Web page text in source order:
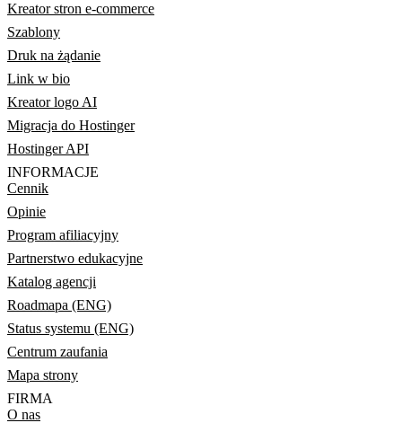
Kreator stron e-commerce
Szablony
Druk na żądanie
Link w bio
Kreator logo AI
Migracja do Hostinger
Hostinger API
INFORMACJE
Cennik
Opinie
Program afiliacyjny
Partnerstwo edukacyjne
Katalog agencji
Roadmapa (ENG)
Status systemu (ENG)
Centrum zaufania
Mapa strony
FIRMA
O nas